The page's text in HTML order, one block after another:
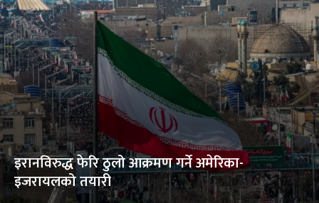
इरानविरुद्ध फेरि ठुलो आक्रमण गर्ने अमेरिका-
इजरायलको तयारी